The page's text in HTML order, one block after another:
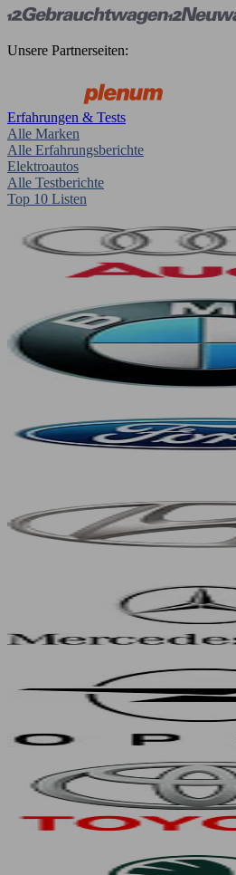
Unsere Partnerseiten:
Erfahrungen & Tests
Alle Marken
Alle Erfahrungsberichte
Elektroautos
Alle Testberichte
Top 10 Listen